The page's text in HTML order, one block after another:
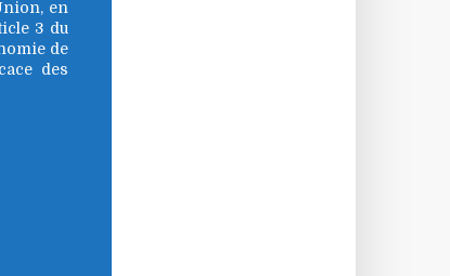
en
3 du
de
des